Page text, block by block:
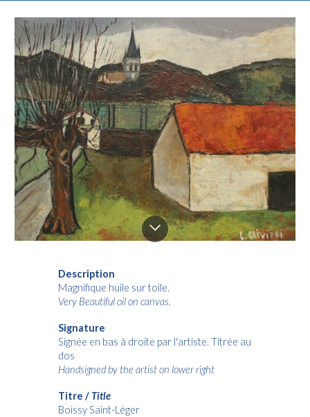
Description
Magnifique huile sur toile.
Very Beautiful oil on canvas.
Signature
Signée en bas à droite par l'artiste. Titrée au
dos
Handsigned by the artist on lower right
Titre / Title
Boissy Saint-Léger